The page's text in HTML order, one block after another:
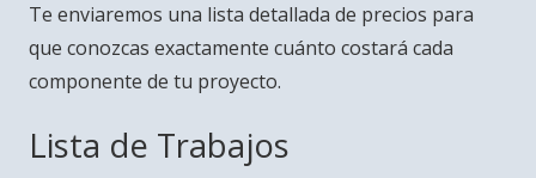
Te enviaremos una lista detallada de precios para
que conozcas exactamente cuánto costará cada
componente de tu proyecto.
Lista de Trabajos